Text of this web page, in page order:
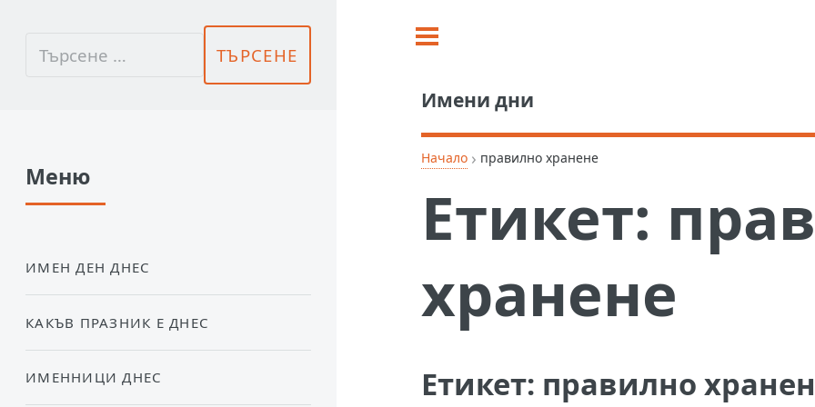
Имени дни
Начало › правилно хранене
Етикет:
хранене
Етикет: правилно
Меню
ИМЕН ДЕН ДНЕС
КАКЪВ ПРАЗНИК Е ДНЕС
ИМЕННИЦИ ДНЕС